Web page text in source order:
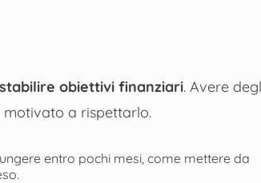
stabilire obiettivi finanziari. Avere
motivato a rispettarlo.
entro pochi mesi, come mettere da